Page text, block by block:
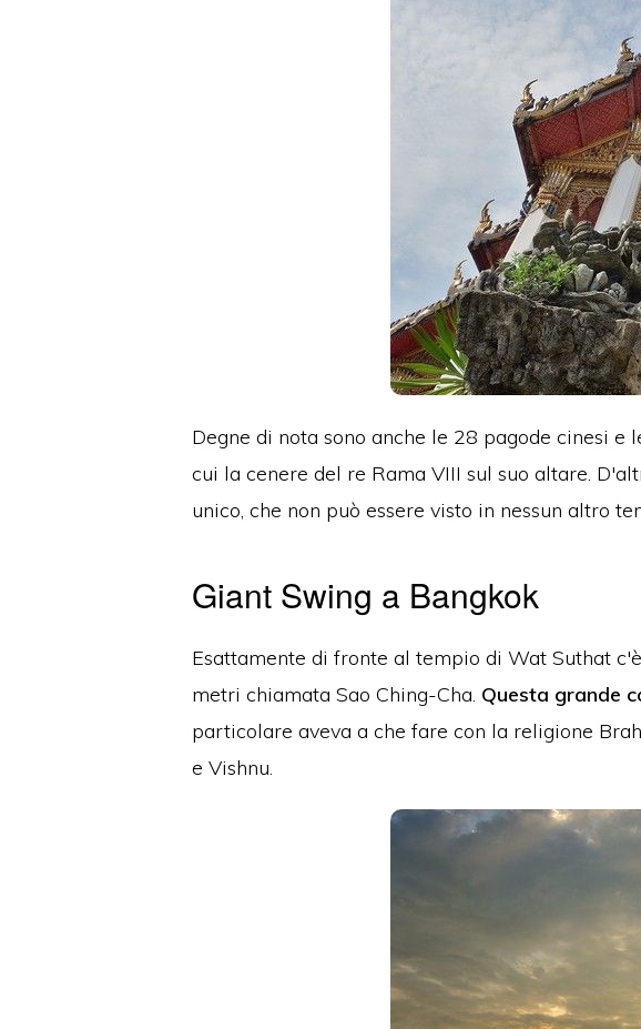
Degne di nota sono anche le 28 pagode cinesi
cui la cenere del re Rama VIII sul suo altare.
unico, che non può essere visto in nessun altro
Giant Swing a Bangkok
Esattamente di fronte al tempio di Wat Suthat
metri chiamata Sao Ching-Cha. Questa grande
particolare aveva a che fare con la religione
e Vishnu.